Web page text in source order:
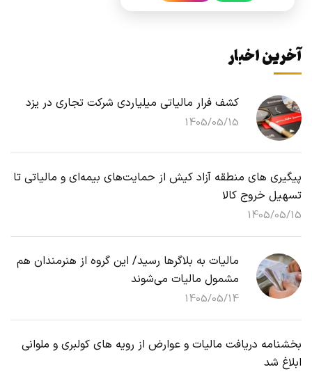
آخرین اخبار
کشف فرار مالیاتی میلیاردی شرکت تجاری در یزد
1405/05/15
پیگیری های منطقه آزاد کیش از حمایت‌های بیمه‌ای و مالیاتی تا
تسهیل خروج کالا
1405/05/15
مالیات به بلاگرها رسید/ این گروه از هنرمندان هم
مشمول مالیات می‌شوند
1405/05/14
بخشنامه دریافت مالیات و عوارض از رویه های کولبری و ملوانی
ابلاغ شد